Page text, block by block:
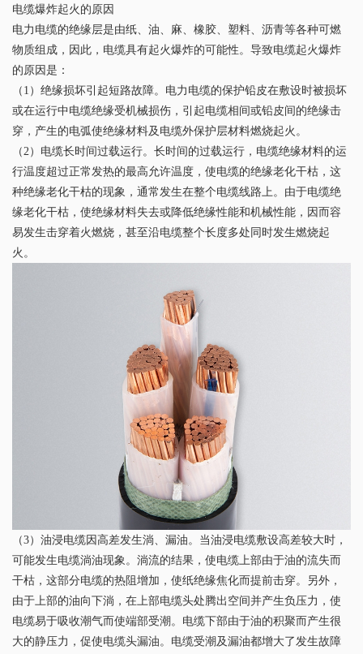
电缆爆炸起火的原因
电力电缆的绝缘层是由纸、油、麻、橡胶、塑料、沥青等各种可燃
物质组成，因此，电缆具有起火爆炸的可能性。导致电缆起火爆炸
的原因是：
（1）绝缘损坏引起短路故障。电力电缆的保护铅皮在敷设时被损坏
或在运行中电缆绝缘受机械损伤，引起电缆相间或铅皮间的绝缘击
穿，产生的电弧使绝缘材料及电缆外保护层材料燃烧起火。
（2）电缆长时间过载运行。长时间的过载运行，电缆绝缘材料的运
行温度超过正常发热的最高允许温度，使电缆的绝缘老化干枯，这
种绝缘老化干枯的现象，通常发生在整个电缆线路上。由于电缆绝
缘老化干枯，使绝缘材料失去或降低绝缘性能和机械性能，因而容
易发生击穿着火燃烧，甚至沿电缆整个长度多处同时发生燃烧起
火。
（3）油浸电缆因高差发生淌、漏油。当油浸电缆敷设高差较大时，
可能发生电缆淌油现象。淌流的结果，使电缆上部由于油的流失而
干枯，这部分电缆的热阻增加，使纸绝缘焦化而提前击穿。另外，
由于上部的油向下淌，在上部电缆头处腾出空间并产生负压力，使
电缆易于吸收潮气而使端部受潮。电缆下部由于油的积聚而产生很
大的静压力，促使电缆头漏油。电缆受潮及漏油都增大了发生故障